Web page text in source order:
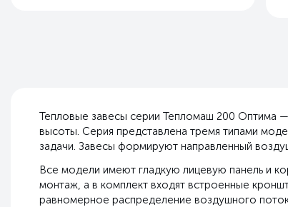
Тепловые завесы серии Тепломаш 200 Оптима
высоты. Серия представлена тремя типами
задачи. Завесы формируют направленный
Все модели имеют гладкую лицевую панель и
монтаж, а в комплект входят встроенные
равномерное распределение воздушного